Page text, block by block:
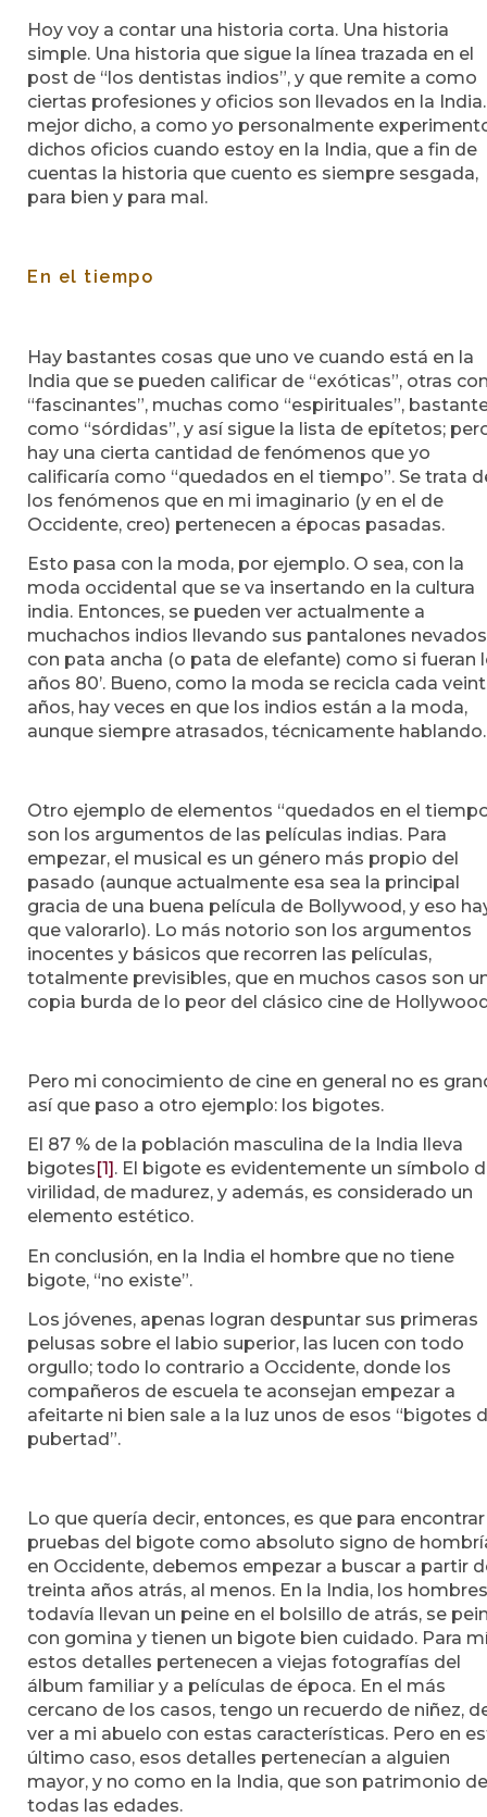
Hoy voy a contar una historia corta. Una historia
simple. Una historia que sigue la línea trazada en el
post de “los dentistas indios”, y que remite a como
ciertas profesiones y oficios son llevados en la
mejor dicho, a como yo personalmente
dichos oficios cuando estoy en la India, que a fin de
cuentas la historia que cuento es siempre sesgada,
para bien y para mal.
En el tiempo
Hay bastantes cosas que uno ve cuando está en la
India que se pueden calificar de “exóticas”, otras
“fascinantes”, muchas como “espirituales”,
como “sórdidas”, y así sigue la lista de epítetos;
hay una cierta cantidad de fenómenos que yo
calificaría como “quedados en el tiempo”. Se trata
los fenómenos que en mi imaginario (y en el de
Occidente, creo) pertenecen a épocas pasadas.
Esto pasa con la moda, por ejemplo. O sea, con la
moda occidental que se va insertando en la cultura
india. Entonces, se pueden ver actualmente a
muchachos indios llevando sus pantalones nevados
con pata ancha (o pata de elefante) como si fueran
años 80’. Bueno, como la moda se recicla cada
años, hay veces en que los indios están a la moda,
aunque siempre atrasados, técnicamente hablando.
Otro ejemplo de elementos “quedados en el
son los argumentos de las películas indias. Para
empezar, el musical es un género más propio del
pasado (aunque actualmente esa sea la principal
gracia de una buena película de Bollywood, y eso
que valorarlo). Lo más notorio son los argumentos
inocentes y básicos que recorren las películas,
totalmente previsibles, que en muchos casos son
copia burda de lo peor del clásico cine de
Pero mi conocimiento de cine en general no es
así que paso a otro ejemplo: los bigotes.
El 87 % de la población masculina de la India lleva
bigotes [1] . El bigote es evidentemente un símbolo
virilidad, de madurez, y además, es considerado un
elemento estético.
En conclusión, en la India el hombre que no tiene
bigote, “no existe”.
Los jóvenes, apenas logran despuntar sus primeras
pelusas sobre el labio superior, las lucen con todo
orgullo; todo lo contrario a Occidente, donde los
compañeros de escuela te aconsejan empezar a
afeitarte ni bien sale a la luz unos de esos “bigotes
pubertad”.
Lo que quería decir, entonces, es que para encontrar
pruebas del bigote como absoluto signo de
en Occidente, debemos empezar a buscar a partir
treinta años atrás, al menos. En la India, los hombres
todavía llevan un peine en el bolsillo de atrás, se
con gomina y tienen un bigote bien cuidado. Para
estos detalles pertenecen a viejas fotografías del
álbum familiar y a películas de época. En el más
cercano de los casos, tengo un recuerdo de niñez,
ver a mi abuelo con estas características. Pero en
último caso, esos detalles pertenecían a alguien
mayor, y no como en la India, que son patrimonio de
todas las edades.